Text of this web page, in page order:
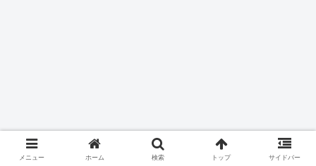
メニュー ホーム 検索 トップ サイドバー